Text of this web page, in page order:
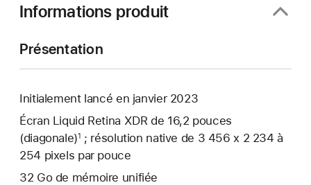
Informations produit
Présentation
Initialement lancé en janvier 2023
Écran Liquid Retina XDR de 16,2 pouces
(diagonale)1 ; résolution native de 3 456 x 2 234 à
254 pixels par pouce
32 Go de mémoire unifiée